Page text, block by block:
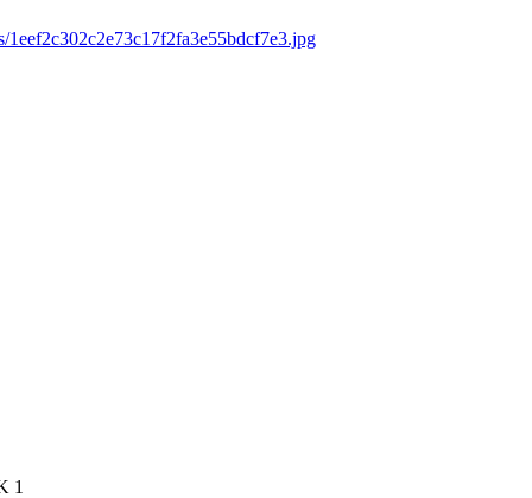
1eef2c302c2e73c17f2fa3e55bdcf7e3.jpg
1